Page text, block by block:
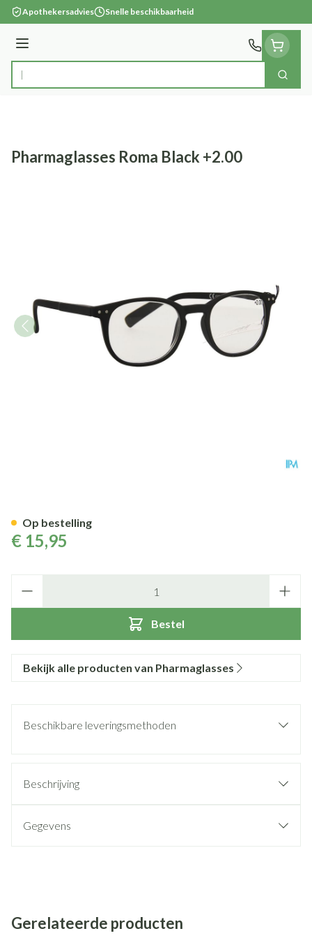
Ga naar de inhoud
Apothekersadvies Snelle beschikbaarheid
Menu
Product, merk, categorie... Zoek
Pharmaglasses Roma Black +2.00
€ 15,95
Bestel
Op bestelling
Bekijk alle producten van Pharmaglasses
Beschikbare leveringsmethoden
Beschrijving
Gegevens
Gerelateerde producten